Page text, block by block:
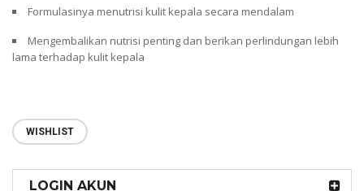
Formulasinya menutrisi kulit kepala secara mendalam
Mengembalikan nutrisi penting dan berikan perlindungan lebih
lama terhadap kulit kepala
WISHLIST
LOGIN AKUN